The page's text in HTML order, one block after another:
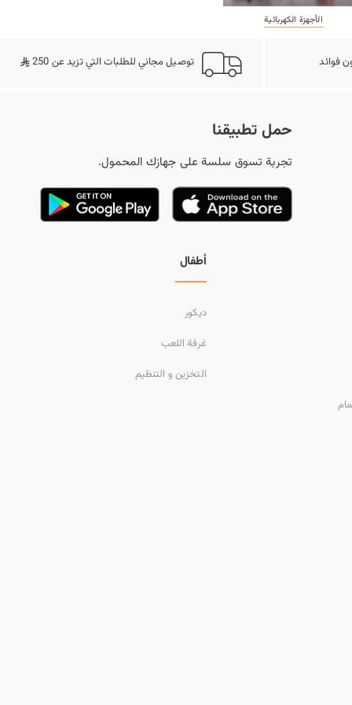
ت
ا
ل
ب
ح
الأجهزة الكهربائية
فوائد توصيل مجاني للطلبات التي تزيد عن 250
حمل تطبيقنا
تجربة تسوق سلسة على جهازك المحمول.
أطفال
ديكور
غرفة اللعب
التخزين و التنظيم